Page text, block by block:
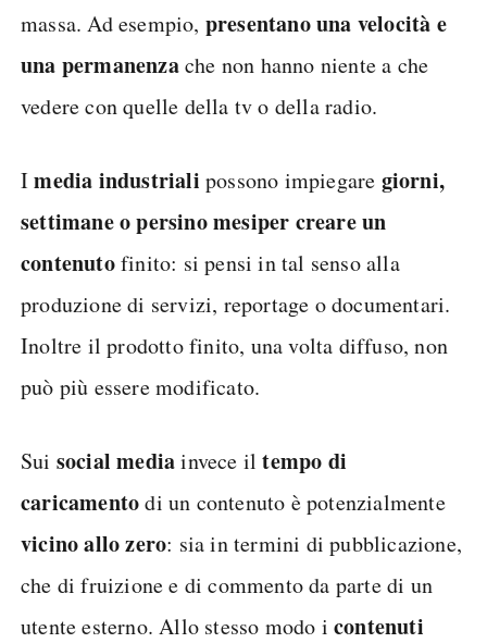
massa. Ad esempio, presentano una velocità e
una permanenzache non hanno niente a che
vedere con quelle della tv o della radio.
Imedia industriali possono impiegare giorni,
settimane o persino mesiper creare un
contenutofinito: si pensi in tal senso alla
produzione di servizi, reportage o documentari.
Inoltre il prodotto finito, una volta diffuso, non
può più essere modificato.
Sui social mediainvece iltempo di
caricamentodi un contenuto è potenzialmente
vicino allo zero: sia in termini di pubblicazione,
che di fruizione e di commento da parte di un
utente esterno. Allo stesso modo i contenuti